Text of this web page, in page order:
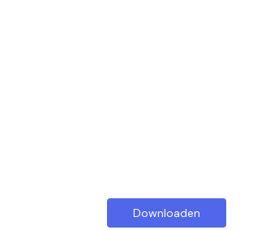
Downloaden